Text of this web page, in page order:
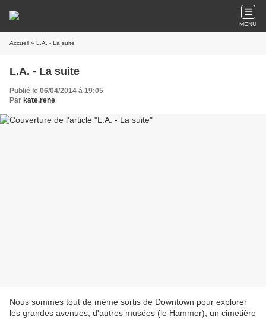
MENU
Accueil » L.A. - La suite
L.A. - La suite
Publié le 06/04/2014 à 19:05
Par kate.rene
Nous sommes tout de même sortis de Downtown pour explorer
les grandes avenues, d'autres musées (le Hammer), un cimetière